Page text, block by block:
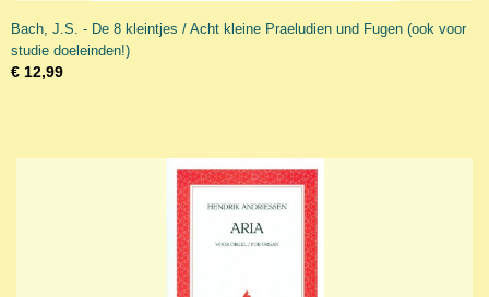
Bach, J.S. - De 8 kleintjes / Acht kleine Praeludien und Fugen (ook voor
studie doeleinden!)
€ 12,99